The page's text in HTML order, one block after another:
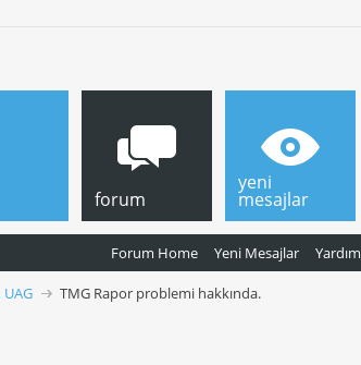
forum
Forum Home Yeni Mesajlar Yardım
yeni
mesajlar
TMG Rapor problemi hakkında.